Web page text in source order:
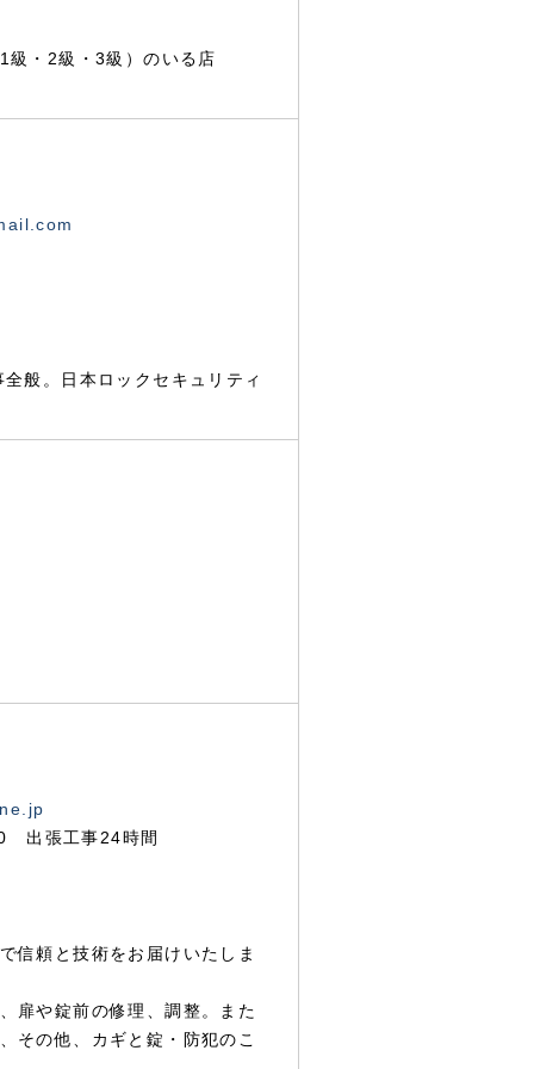
・2級・3級）のいる店
般。日本ロックセキュリティ
出張工事24時間
信頼と技術をお届けいたしま
扉や錠前の修理、調整。また
その他、カギと錠・防犯のこ